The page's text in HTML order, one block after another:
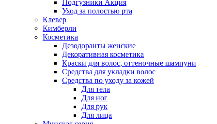
Подгузники Акция
Уход за полостью рта
Клевер
Кимберли
Косметика
Дезодоранты женские
Декоративная косметика
Краски для волос, оттеночные шампуни
Средства для укладки волос
Средства по уходу за кожей
Для тела
Для ног
Для рук
Для лица